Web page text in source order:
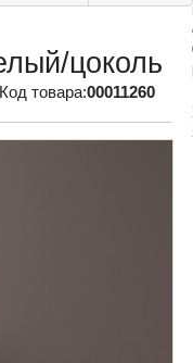
цоколь
Код товара:00011260